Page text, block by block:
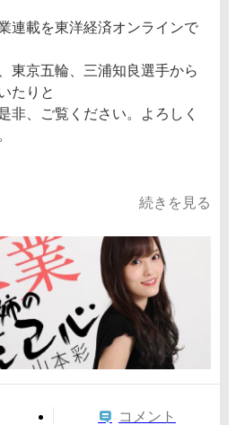
連載を東洋経済オンラインで
東京五輪、三浦知良選手から
たりと
非、ご覧ください。よろしく
続きを見る
コメント